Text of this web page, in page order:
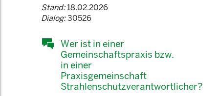
Stand:18.02.2026
Dialog:30526
Wer ist in einer
Gemeinschaftspraxis bzw.
in einer
Praxisgemeinschaft
Strahlenschutzverantwortlicher?